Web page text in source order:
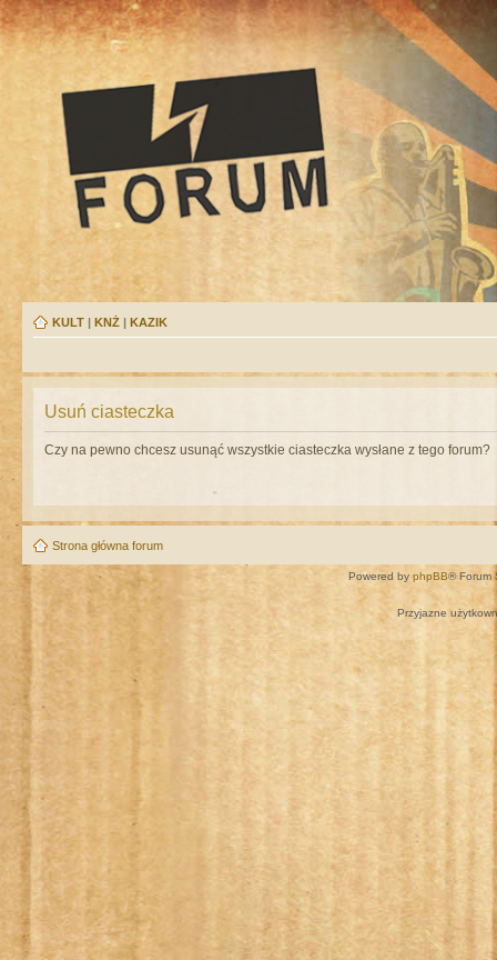
KULT | KNŻ | KAZIK
Usuń ciasteczka
Czy na pewno chcesz usunąć wszystkie ciasteczka wysłane z tego forum?
Strona główna forum
Powered by phpBB® Forum
Przyjazne